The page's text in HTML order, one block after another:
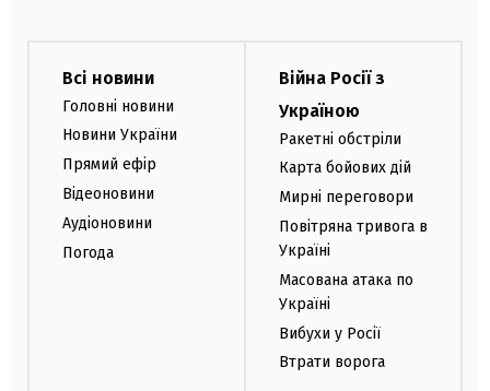
Всі новини
Головні новини
Новини України
Прямий ефір
Відеоновини
Аудіоновини
Погода
Війна Росії з
Україною
Ракетні обстріли
Карта бойових дій
Мирні переговори
Повітряна тривога в
Україні
Масована атака по
Україні
Вибухи у Росії
Втрати ворога